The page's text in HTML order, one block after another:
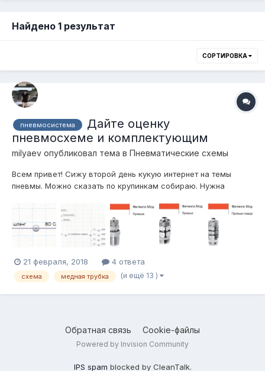
Найдено 1 результат
СОРТИРОВКА
пневмосистема
Дайте оценку
пневмосхеме и комплектующим
milyaev опубликовал тема в Пневматические схемы
Всем привет! Сижу второй день кукую интернет на темы
пневмы. Можно сказать по крупинкам собираю. Нужна
качественная, шоб не надо было каждую неделю в ней
копаться, стабильноработающая. Вот вроде собрал более
менее, сделал вы...
21 февраля, 2018 4 ответа
схема медная трубка (и ещё 13 )
Обратная связь Cookie-файлы
Powered by Invision Community
IPS spam blocked by CleanTalk.